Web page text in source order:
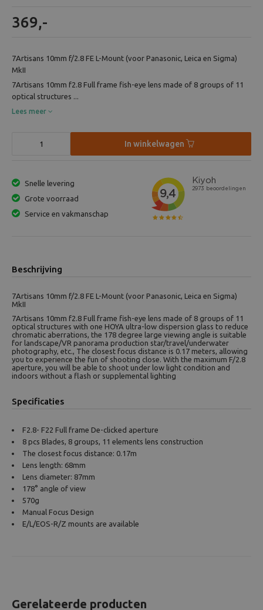
369,-
7Artisans 10mm f/2.8 FE L-Mount (voor Panasonic, Leica en Sigma)
MkII
7Artisans 10mm f2.8 Full frame fish-eye lens made of 8 groups of 11
optical structures ...
Lees meer
In winkelwagen
Snelle levering
Grote voorraad
Service en vakmanschap
Beschrijving
7Artisans 10mm f/2.8 FE L-Mount (voor Panasonic, Leica en Sigma)
MkII
7Artisans 10mm f2.8 Full frame fish-eye lens made of 8 groups of 11
optical structures with one HOYA ultra-low dispersion glass to reduce
chromatic aberrations, the 178 degree large viewing angle is suitable
for landscape/VR panorama production star/travel/underwater
photography, etc., The closest focus distance is 0.17 meters, allowing
you to experience the fun of shooting close. With the maximum F/2.8
aperture, you will be able to shoot under low light condition and
indoors without a flash or supplemental lighting
Specificaties
F2.8- F22 Full frame De-clicked aperture
8 pcs Blades, 8 groups, 11 elements lens construction
The closest focus distance: 0.17m
Lens length: 68mm
Lens diameter: 87mm
178° angle of view
570g
Manual Focus Design
E/L/EOS-R/Z mounts are available
Gerelateerde producten